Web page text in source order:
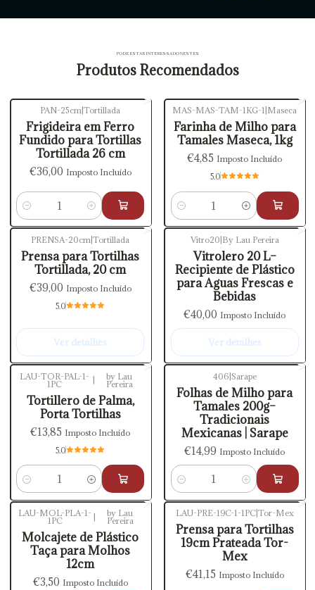
PODE ESTAR INTERESSADO NESTES
Produtos Recomendados
PAN-25cm |Tortillada
Frigideira em Ferro
Fundido para Tortillas
Tortillada 26 cm
€36,00 Imposto Incluído
Quantidade
MAS-MAS-TAM-1KG-1 Maseca
Farinha de Milho para
Tamales Maseca, 1kg
€4,85 Imposto Incluído
5.0
Quantidade
PRENSA-20cm |Tortillada
Prensa para Tortilhas
Tortillada, 20 cm
€39,00 Imposto Incluído
5.0
Ver detalhes
Vitro20 By Lau Pereira
Vitrolero 20 L–
Recipiente de Plástico
para Aguas Frescas e
Bebidas
€40,00 Imposto Incluído
Ver detalhes
LAU-TOR-PAL-1-
1PC
by Lau
Pereira
Tortillero de Palma,
Porta Tortilhas
€13,85 Imposto Incluído
5.0
Quantidade
406|Sarape
Folhas de Milho para
Tamales 200g–
Tradicionais
Mexicanas | Sarape
€14,99 Imposto Incluído
Quantidade
LAU-MOL-PLA-1-
1PC
by Lau
Pereira
Molcajete de Plástico
Taça para Molhos
12cm
€3,50 Imposto Incluído
LAU-PRE-19C-1-1PC| Tor-Mex
Prensa para Tortilhas
19cm Prateada Tor-
Mex
€41,15 Imposto Incluído